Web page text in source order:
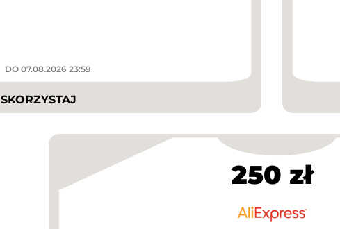
DO 07.08.2026 23:59
SKORZYSTAJ
250 zł